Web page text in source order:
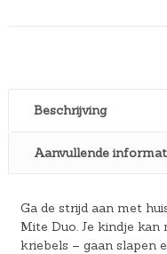
Beschrijving
Aanvullende
Ga de strijd aan met
Mite Duo. Je kindje
kriebels – gaan slapen